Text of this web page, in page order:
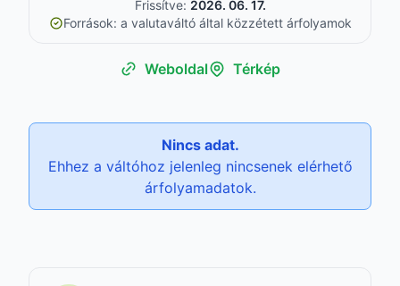
Frissítve: 2026. 06. 17.
Források: a valutaváltó által közzétett árfolyamok
Weboldal Térkép
Nincs adat.
Ehhez a váltóhoz jelenleg nincsenek elérhető
árfolyamadatok.